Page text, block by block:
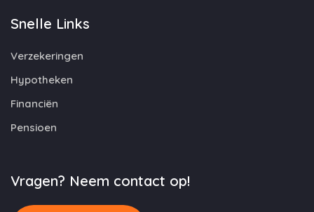
Snelle Links
Verzekeringen
Hypotheken
Financiën
Pensioen
Vragen? Neem contact op!